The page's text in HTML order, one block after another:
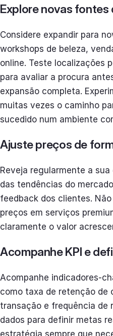
Explore novas fontes
Considere expandir para
workshops de beleza,
online. Teste localizações
para avaliar a procura
expansão completa.
muitas vezes o caminho
sucedido num ambiente
Ajuste preços de
Reveja regularmente a
das tendências do
feedback dos clientes.
preços em serviços
claramente o valor
Acompanhe KPI e
Acompanhe indicadores-
como taxa de retenção de
transação e frequência de
dados para definir metas
estratégia sempre que